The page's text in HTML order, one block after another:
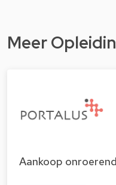
Meer
Aankoop